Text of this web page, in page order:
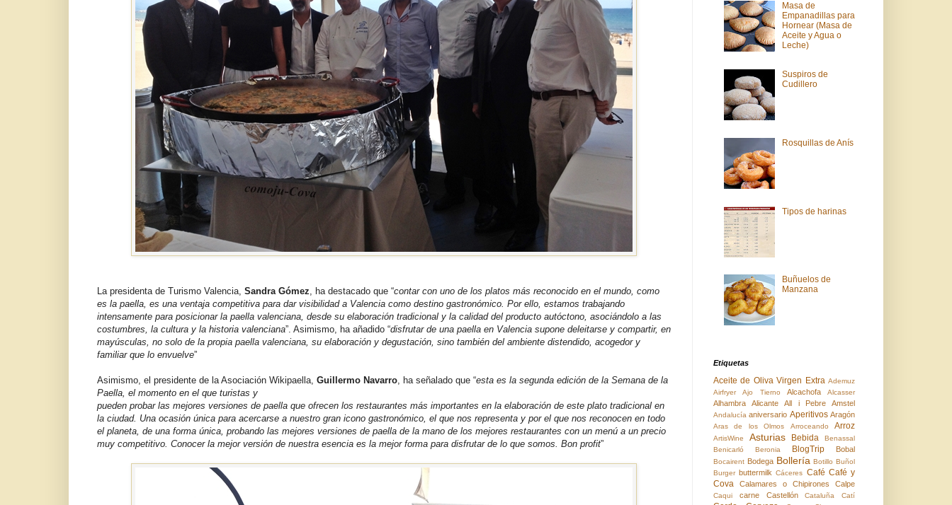
La presidenta de Turismo Valencia, Sandra Gómez , ha destacado que “contar con uno de los platos más reconocido en el mundo, como
es la paella, es una ventaja competitiva para dar visibilidad a Valencia como destino gastronómico. Por ello, estamos trabajando
intensamente para posicionar la paella valenciana, desde su elaboración tradicional y la calidad del producto autóctono, asociándolo a las
costumbres, la cultura y la historia valenciana”. Asimismo, ha añadido “disfrutar de una paella en Valencia supone deleitarse y compartir, en
mayúsculas, no solo de la propia paella valenciana, su elaboración y degustación, sino también del ambiente distendido, acogedor y
familiar que lo envuelve”
Asimismo, el presidente de la Asociación Wikipaella, Guillermo Navarro , ha señalado que “esta es la segunda edición de la Semana de la
Paella, el momento en el que turistas y
pueden probar las mejores versiones de paella que ofrecen los restaurantes más importantes en la elaboración de este plato tradicional en
la ciudad. Una ocasión única para acercarse a nuestro gran icono gastronómico, el que nos representa y por el que nos reconocen en todo
el planeta, de una forma única, probando las mejores versiones de paella de la mano de los mejores restaurantes con un menú a un precio
muy competitivo. Conocer la mejor versión de nuestra esencia es la mejor forma para disfrutar de lo que somos. Bon profit”
Masa de
Empanadillas para
Hornear (Masa de
Aceite y Agua o
Leche)
Suspiros de
Cudillero
Rosquillas de Anís
Tipos de harinas
Buñuelos de
Manzana
Etiquetas
Aceite de Oliva Virgen Extra Ademuz
Airfryer
Ajo Tierno Alcachofa Alcasser
Alhambra Alicante All i Pebre Amstel
Andalucía aniversario Aperitivos Aragón
Aras de los Olmos Arroceando Arroz
ArtisWine Asturias Bebida
Benassal
Benicarló
Beronia BlogTrip Bobal
Bocairent Bodega Bollería Botillo Buñol
Burger buttermilk Cáceres Café Café y
Cova
Calamares o Chipirones Calpe
Caqui carne Castellón Cataluña Catí